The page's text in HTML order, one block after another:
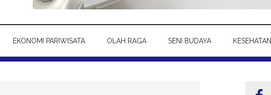
EKONOMI PARIWISATA OLAH RAGA SENI BUDAYA KESEHATAN
Sidebar